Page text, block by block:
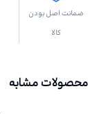
ضمانت اصل بودن
کالا
محصولات مشابه